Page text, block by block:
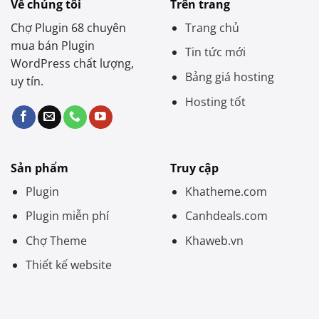
Về chúng tôi
Chợ Plugin 68 chuyên
mua bán Plugin
WordPress chất lượng,
uy tín.
Trên trang
Trang chủ
Tin tức mới
Bảng giá hosting
Hosting tốt
Sản phẩm
Plugin
Plugin miễn phí
Chợ Theme
Thiết kế website
Truy cập
Khatheme.com
Canhdeals.com
Khaweb.vn